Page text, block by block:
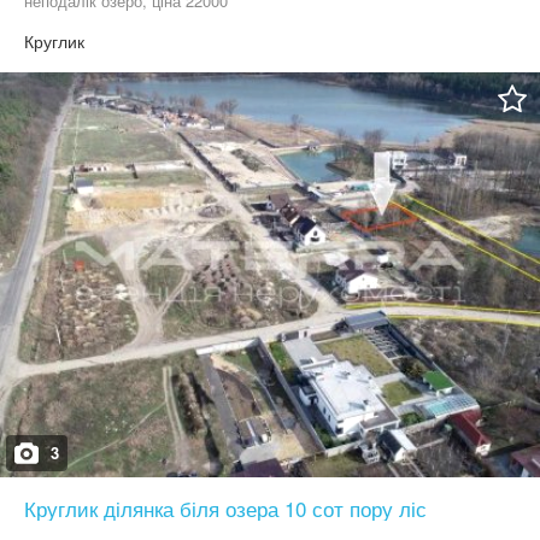
Круглик
3
Круглик ділянка біля озера 10 сот пору ліс